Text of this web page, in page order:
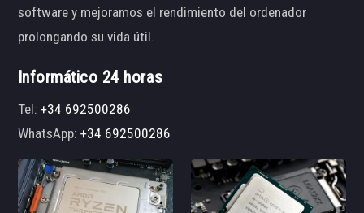
software y mejoramos el rendimiento del ordenador
prolongando su vida útil.
Informático 24 horas
Tel:+34 692500286
WhatsApp:+34 692500286